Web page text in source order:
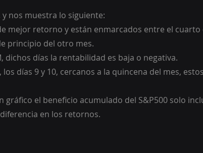
nos muestra lo siguiente:
mejor retorno y están enmarcados entre el cuarto
principio del otro mes.
dichos días la rentabilidad es baja o negativa.
los días 9 y 10, cercanos a la quincena del mes,
el beneficio acumulado del S&P500 solo
en los retornos.